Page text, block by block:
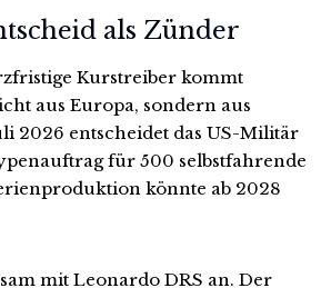
als Zünder
Kurstreiber kommt
aus Europa, sondern aus
2026 entscheidet das US-Militär
für 500 selbstfahrende
könnte ab 2028
mit Leonardo DRS an. Der